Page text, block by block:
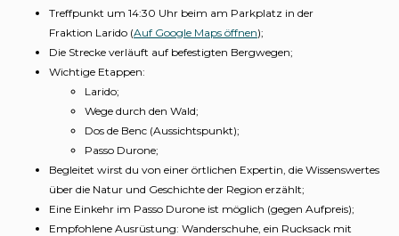
Treffpunkt um 14:30 Uhr beim am Parkplatz in der
Fraktion Larido (Auf Google Maps öffnen);
Die Strecke verläuft auf befestigten Bergwegen;
Wichtige Etappen:
Larido;
Wege durch den Wald;
Dos de Benc (Aussichtspunkt);
Passo Durone;
Begleitet wirst du von einer örtlichen Expertin, die Wissenswertes
über die Natur und Geschichte der Region erzählt;
Eine Einkehr im Passo Durone ist möglich (gegen Aufpreis);
Empfohlene Ausrüstung: Wanderschuhe, ein Rucksack mit